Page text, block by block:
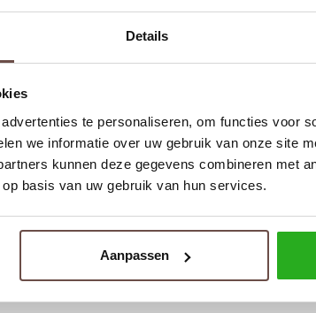
Details
te personaliseren, om functies voor
we informatie over uw gebruik van onze site
kunnen deze gegevens combineren met
basis van uw gebruik van hun services.
Aanpassen